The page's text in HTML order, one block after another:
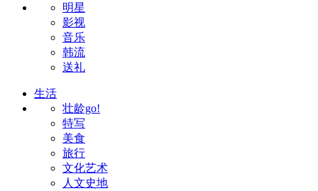
明星
影视
音乐
韩流
送礼
生活
壮龄go!
特写
美食
旅行
文化艺术
人文史地